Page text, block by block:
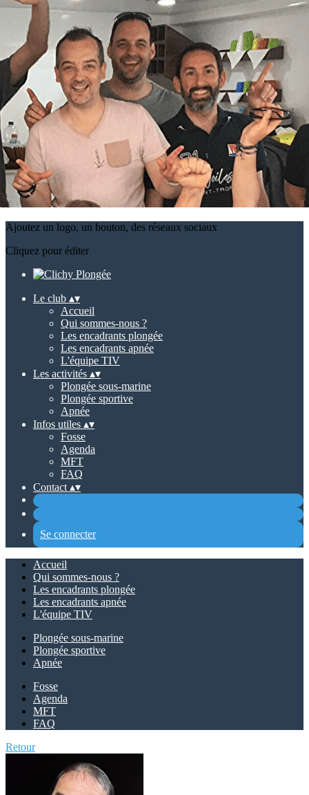
Exporter les lignes sélectionnées
Exporter toutes les colonnes
Exporter uniquement les colonnes affichées
Menu
?>
Images de la page d'accueil
Cliquez pour éditer
Ajoutez un logo, un bouton, des réseaux sociaux
Cliquez pour éditer
Le club ▴▾
Accueil
Qui sommes-nous ?
Les encadrants plongée
Les encadrants apnée
L'équipe TIV
Les activités ▴▾
Plongée sous-marine
Plongée sportive
Apnée
Infos utiles ▴▾
Fosse
Agenda
MFT
FAQ
Contact ▴▾
Se connecter
Accueil
Qui sommes-nous ?
Les encadrants plongée
Les encadrants apnée
L'équipe TIV
Plongée sous-marine
Plongée sportive
Apnée
Fosse
Agenda
MFT
FAQ
Retour